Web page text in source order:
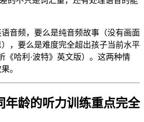
音频，要么是纯音频故事（没有画面
，要么是难度完全超出孩子当前水平
《哈利·波特》英文版）。这两种情
。
年龄的听力训练重点完全